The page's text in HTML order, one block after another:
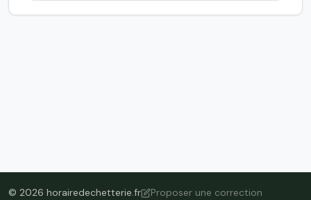
© 2026 horairedechetterie.fr
Proposer une correction